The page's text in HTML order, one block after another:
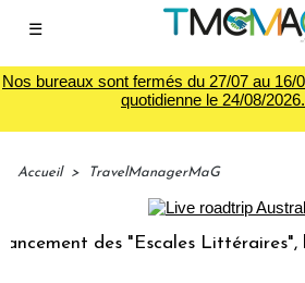
☰
Nos bureaux sont fermés du 27/07 au 16/
quotidienne le 24/08/
Accueil > TravelManagerMaG
des "Escales Littéraires", la